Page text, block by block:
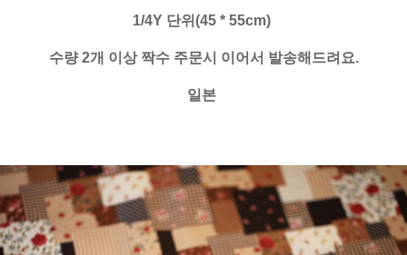
1/4Y 단위(45 * 55cm)
수량 2개 이상 짝수 주문시 이어서 발송해드려요.
일본